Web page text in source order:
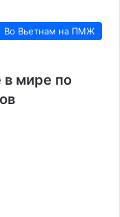
Во Вьетнам на ПМЖ
в мире по